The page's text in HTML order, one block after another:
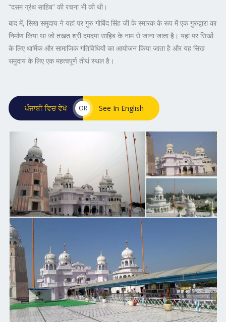
“दसम ग्रंथ साहिब” की रचना भी की थी।
बाद में, सिख समुदाय ने यहां पर गुरु गोबिंद सिंह जी के स्मारक के रूप में एक गुरुद्वारा का
निर्माण किया था जो तखत श्री दमदमा साहिब के नाम से जाना जाता है। यहां पर सिखों
के लिए धार्मिक और सामाजिक गतिविधियों का आयोजन किया जाता है और यह सिख
समुदाय के लिए एक महत्वपूर्ण तीर्थ स्थल है।
ਪੰਜਾਬੀ ਵਿਚ ਵੇਖੋ OR See In English